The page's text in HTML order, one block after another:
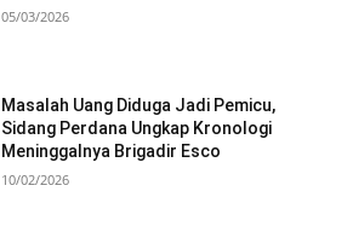
05/03/2026
Masalah Uang Diduga Jadi Pemicu,
Sidang Perdana Ungkap Kronologi
Meninggalnya Brigadir Esco
10/02/2026